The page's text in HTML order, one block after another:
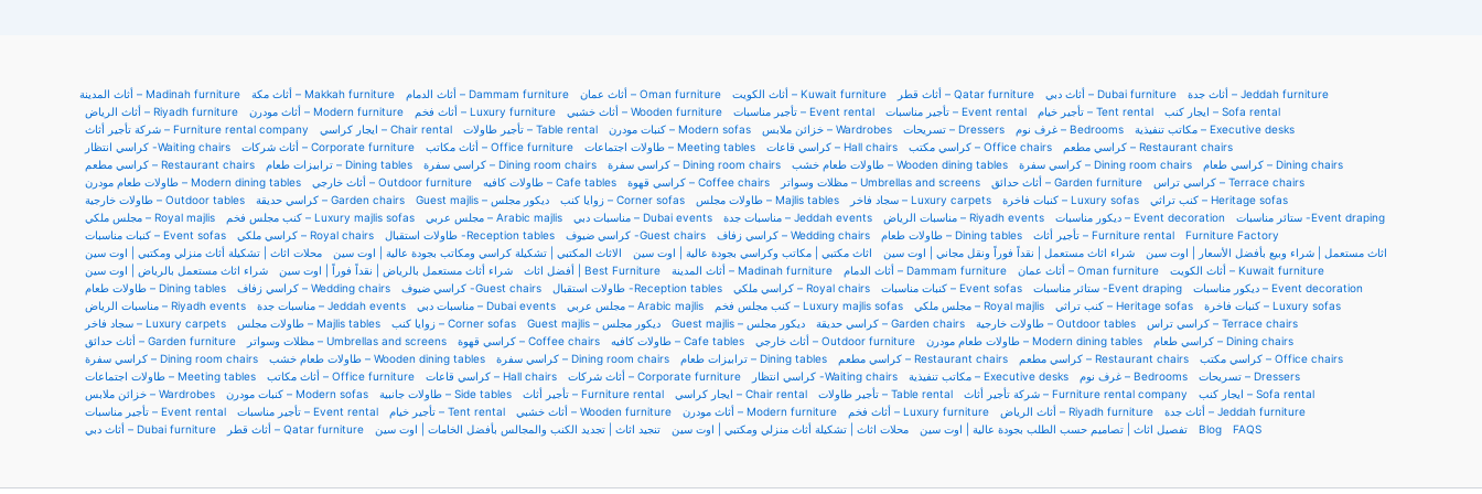
أثاث المدينة – Madinah furniture أثاث مكة – Makkah furniture أثاث الدمام – Dammam furniture أثاث عمان – Oman furniture أثاث الكويت – Kuwait furniture أثاث قطر – Qatar furniture أثاث دبي – Dubai furniture
أثاث جدة – Jeddah furniture
أثاث الرياض – Riyadh furniture
أثاث مودرن – Modern furniture أثاث فخم – Luxury furniture أثاث خشبي – Wooden furniture تأجير مناسبات – Event rental تأجير مناسبات – Event rental تأجير خيام – Tent rental
ايجار كنب – Sofa rental
شركة تأجير أثاث – Furniture rental company
ايجار كراسي – Chair rental تأجير طاولات – Table rental كنبات مودرن – Modern sofas خزائن ملابس – Wardrobes تسريحات – Dressers غرف نوم – Bedrooms
مكاتب تنفيذية – Executive desks
كراسي انتظار -Waiting chairs
أثاث شركات – Corporate furniture أثاث مكاتب – Office furniture طاولات اجتماعات – Meeting tables كراسي قاعات – Hall chairs كراسي مكتب – Office chairs
كراسي مطعم – Restaurant chairs
كراسي مطعم – Restaurant chairs
ترابيزات طعام – Dining tables كراسي سفرة – Dining room chairs كراسي سفرة – Dining room chairs طاولات طعام خشب – Wooden dining tables كراسي سفرة – Dining room chairs
كراسي طعام – Dining chairs
طاولات طعام مودرن – Modern dining tables
أثاث خارجي – Outdoor furniture طاولات كافيه – Cafe tables كراسي قهوة – Coffee chairs مظلات وسواتر – Umbrellas and screens أثاث حدائق – Garden furniture
كراسي تراس – Terrace chairs
طاولات خارجية – Outdoor tables
كراسي حديقة – Garden chairs Guest majlis – ديكور مجلس زوايا كنب – Corner sofas طاولات مجلس – Majlis tables سجاد فاخر – Luxury carpets كنبات فاخرة – Luxury sofas
كنب تراثي – Heritage sofas
مجلس ملكي – Royal majlis
كنب مجلس فخم – Luxury majlis sofas مجلس عربي – Arabic majlis مناسبات دبي – Dubai events مناسبات جدة – Jeddah events مناسبات الرياض – Riyadh events ديكور مناسبات – Event decoration
ستائر مناسبات -Event draping
كنبات مناسبات – Event sofas
كراسي ملكي – Royal chairs طاولات استقبال -Reception tables كراسي ضيوف -Guest chairs كراسي زفاف – Wedding chairs طاولات طعام – Dining tables تأجير أثاث – Furniture rental
Furniture Factory
محلات اثاث | تشكيلة أثاث منزلي ومكتبي | اوت سين
الاثاث المكتبي | تشكيلة كراسي ومكاتب بجودة عالية | اوت سين اثاث مكتبي | مكاتب وكراسي بجودة عالية | اوت سين شراء اثاث مستعمل | نقداً فوراً ونقل مجاني | اوت سين
اثاث مستعمل | شراء وبيع بأفضل الأسعار | اوت سين
شراء اثاث مستعمل بالرياض | اوت سين
شراء أثاث مستعمل بالرياض | نقداً فوراً | اوت سين أفضل اثاث | Best Furniture أثاث المدينة – Madinah furniture أثاث الدمام – Dammam furniture أثاث عمان – Oman furniture
أثاث الكويت – Kuwait furniture
طاولات طعام – Dining tables
كراسي زفاف – Wedding chairs كراسي ضيوف -Guest chairs طاولات استقبال -Reception tables كراسي ملكي – Royal chairs كنبات مناسبات – Event sofas ستائر مناسبات -Event draping
ديكور مناسبات – Event decoration
مناسبات الرياض – Riyadh events
مناسبات جدة – Jeddah events مناسبات دبي – Dubai events مجلس عربي – Arabic majlis كنب مجلس فخم – Luxury majlis sofas مجلس ملكي – Royal majlis كنب تراثي – Heritage sofas
كنبات فاخرة – Luxury sofas
سجاد فاخر – Luxury carpets
طاولات مجلس – Majlis tables زوايا كنب – Corner sofas Guest majlis – ديكور مجلس Guest majlis – ديكور مجلس كراسي حديقة – Garden chairs طاولات خارجية – Outdoor tables
كراسي تراس – Terrace chairs
أثاث حدائق – Garden furniture
مظلات وسواتر – Umbrellas and screens كراسي قهوة – Coffee chairs طاولات كافيه – Cafe tables أثاث خارجي – Outdoor furniture طاولات طعام مودرن – Modern dining tables
كراسي طعام – Dining chairs
كراسي سفرة – Dining room chairs
طاولات طعام خشب – Wooden dining tables كراسي سفرة – Dining room chairs ترابيزات طعام – Dining tables كراسي مطعم – Restaurant chairs كراسي مطعم – Restaurant chairs
كراسي مكتب – Office chairs
طاولات اجتماعات – Meeting tables
أثاث مكاتب – Office furniture كراسي قاعات – Hall chairs أثاث شركات – Corporate furniture كراسي انتظار -Waiting chairs مكاتب تنفيذية – Executive desks غرف نوم – Bedrooms
تسريحات – Dressers
خزائن ملابس – Wardrobes
كنبات مودرن – Modern sofas طاولات جانبية – Side tables تأجير أثاث – Furniture rental ايجار كراسي – Chair rental تأجير طاولات – Table rental شركة تأجير أثاث – Furniture rental company
ايجار كنب – Sofa rental
تأجير مناسبات – Event rental
تأجير مناسبات – Event rental تأجير خيام – Tent rental أثاث خشبي – Wooden furniture أثاث مودرن – Modern furniture أثاث فخم – Luxury furniture أثاث الرياض – Riyadh furniture
أثاث جدة – Jeddah furniture
أثاث دبي – Dubai furniture
أثاث قطر – Qatar furniture تنجيد اثاث | تجديد الكنب والمجالس بأفضل الخامات | اوت سين محلات اثاث | تشكيلة أثاث منزلي ومكتبي | اوت سين تفصيل اثاث | تصاميم حسب الطلب بجودة عالية | اوت سين Blog FAQS